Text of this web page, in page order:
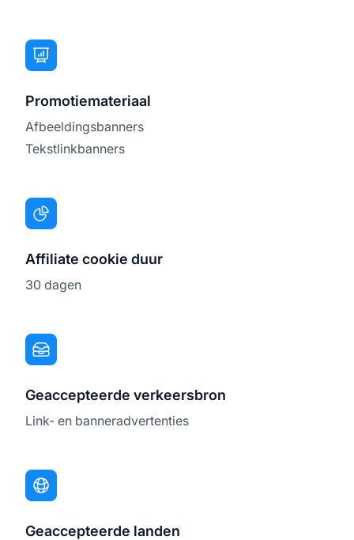
Promotiemateriaal
Afbeeldingsbanners
Tekstlinkbanners
Affiliate cookie duur
30 dagen
Geaccepteerde verkeersbron
Link- en banneradvertenties
Geaccepteerde landen